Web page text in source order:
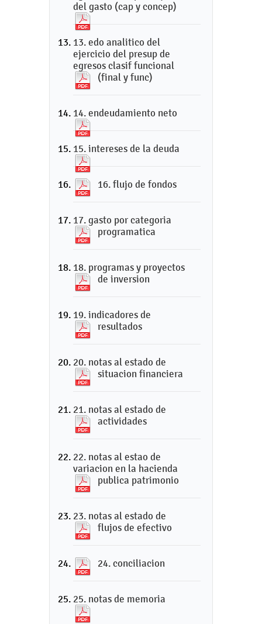
del gasto (cap y concep)
13. edo analitico del
ejercicio del presup de
egresos clasif funcional
(final y func)
14. endeudamiento neto
15. intereses de la deuda
16. flujo de fondos
17. gasto por categoria
programatica
18. programas y proyectos
de inversion
19. indicadores de
resultados
20. notas al estado de
situacion financiera
21. notas al estado de
actividades
22. notas al estao de
variacion en la hacienda
publica patrimonio
23. notas al estado de
flujos de efectivo
24. conciliacion
25. notas de memoria